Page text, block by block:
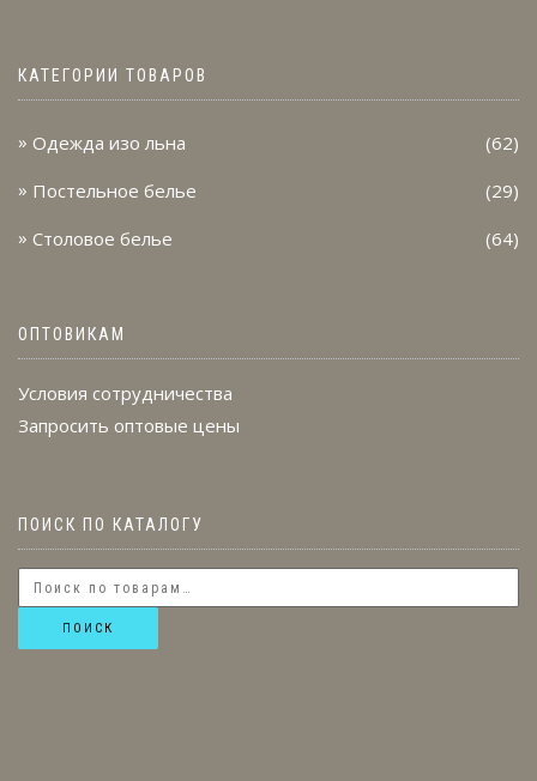
КАТЕГОРИИ ТОВАРОВ
Одежда изо льна (62)
Постельное белье (29)
Столовое белье (64)
ОПТОВИКАМ
Условия сотрудничества
Запросить оптовые цены
ПОИСК ПО КАТАЛОГУ
ПОИСК